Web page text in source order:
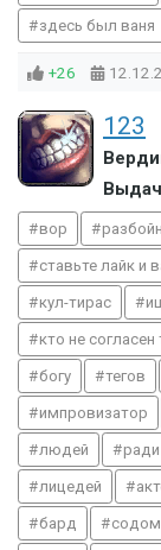
здесь был ваня
+26
123
вор
ставьте лайк и
кул-тирас
кто не
богу тегов
импровизатор
людей ради
лицедей
бард